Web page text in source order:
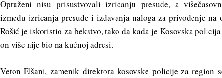
Optuženi nisu prisustvovali izricanju presude, a
između izricanja presude i izdavanja naloga za privođenje na
Rošić je iskoristio za bekstvo, tako da kada je Kosovska
on više nije bio na kućnoj adresi.
Veton Elšani, zamenik direktora kosovske policije za region